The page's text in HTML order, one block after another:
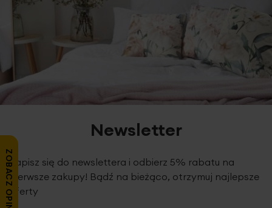
Newsletter
Zapisz się do newslettera i odbierz 5% rabatu na
pierwsze zakupy! Bądź na bieżąco, otrzymuj najlepsze
oferty
ZOBACZ OPINIE